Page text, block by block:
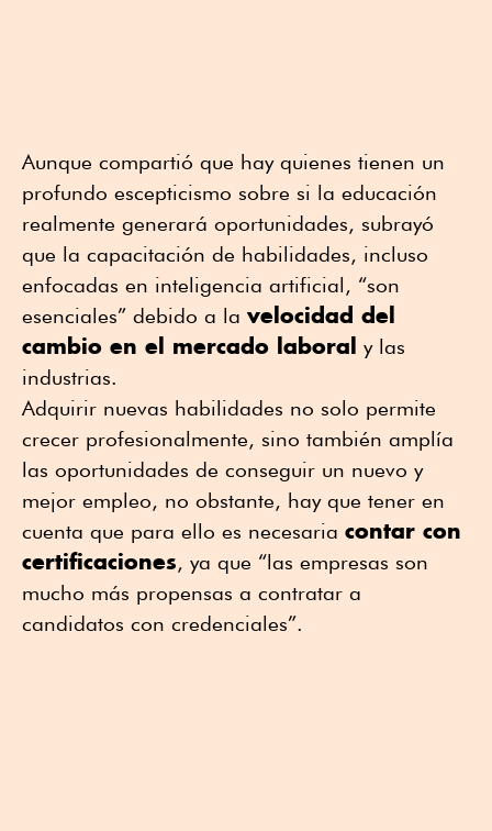
Aunque compartió que hay quienes tienen un
profundo escepticismo sobre si la educación
realmente generará oportunidades, subrayó
que la capacitación de habilidades, incluso
enfocadas en inteligencia artificial, “son
esenciales” debido a la velocidad del
cambio en el mercado laboral y las
industrias.
Adquirir nuevas habilidades no solo permite
crecer profesionalmente, sino también amplía
las oportunidades de conseguir un nuevo y
mejor empleo, no obstante, hay que tener en
cuenta que para ello es necesaria contar con
certificaciones, ya que “las empresas son
mucho más propensas a contratar a
candidatos con credenciales”.